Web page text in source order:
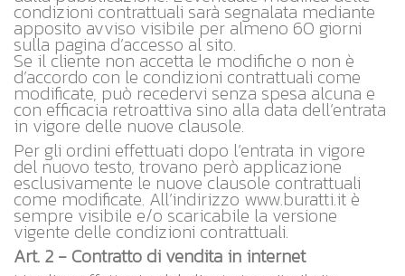
condizioni contrattuali sarà segnalata mediante
apposito avviso visibile per almeno 60 giorni
sulla pagina d’accesso al sito.
Se il cliente non accetta le modifiche o non è
d’accordo con le condizioni contrattuali come
modificate, può recedervi senza spesa alcuna e
con efficacia retroattiva sino alla data dell’entrata
in vigore delle nuove clausole.
Per gli ordini effettuati dopo l’entrata in vigore
del nuovo testo, trovano però applicazione
esclusivamente le nuove clausole contrattuali
come modificate. All’indirizzo www.buratti.it è
sempre visibile e/o scaricabile la versione
vigente delle condizioni contrattuali.
Art. 2 - Contratto di vendita in internet